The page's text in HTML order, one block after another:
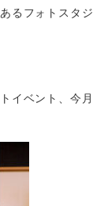
るフォトスタ
イベント、今